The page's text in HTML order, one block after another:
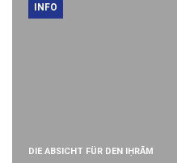
INFO
DIE ABSICHT FÜR DEN IḤRĀM